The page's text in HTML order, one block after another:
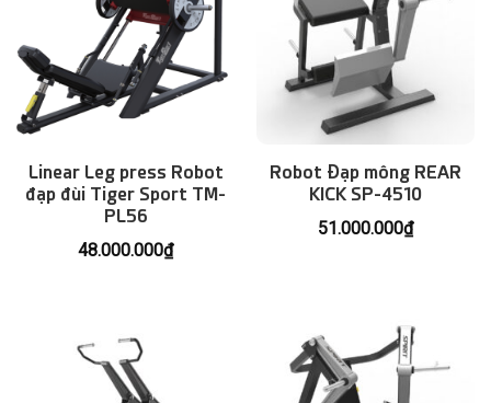
Linear Leg press Robot
đạp đùi Tiger Sport TM-
PL56
48.000.000₫
Robot Đạp mông REAR
KICK SP-4510
51.000.000₫